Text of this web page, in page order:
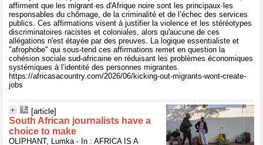
affirment que les migrant·es d'Afrique noire sont les principaux·les
responsables du chômage, de la criminalité et de l’échec des services
publics. Ces affirmations visent à justifier la violence et les stéréotypes
discriminatoires racistes et coloniales, alors qu'aucune de ces
allégations n'est étayée par des preuves. La logique essentialiste et
"afrophobe" qui sous-tend ces affirmations remet en question la
cohésion sociale sud-africaine en réduisant les problèmes économiques
systémiques à l’identité des personnes migrantes.
https://africasacountry.com/2026/06/kicking-out-migrants-wont-create-
jobs
[article]
South African journalists have a
choice to make
OLIPHANT, Lumka - In : AFRICA IS A